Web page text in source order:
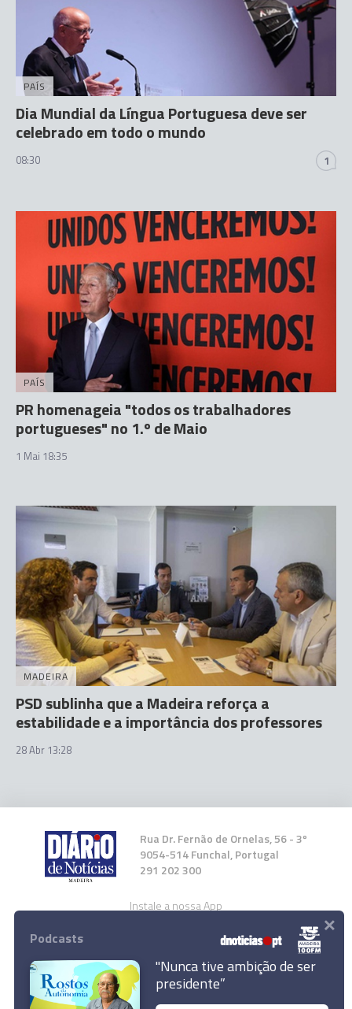
Marcelo Rebelo de Sousa discorda de "leitura
política" de Costa sobre "prestígio das
PAÍS
Dia Mundial da Língua Portuguesa deve ser
celebrado em todo o mundo
08:30 1
PAÍS
PR homenageia "todos os trabalhadores
portugueses" no 1.º de Maio
1 Mai 18:35
MADEIRA
PSD sublinha que a Madeira reforça a
estabilidade e a importância dos professores
28 Abr 13:28
Rua Dr. Fernão de Ornelas, 56 - 3º
9054-514 Funchal, Portugal
291 202 300
Instale a nossa App
Podcasts
"Nunca tive ambição de ser
presidente”
×